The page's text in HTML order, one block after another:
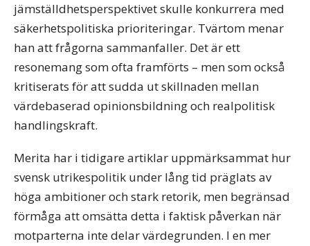
jämställdhetsperspektivet skulle konkurrera med
säkerhetspolitiska prioriteringar. Tvärtom menar
han att frågorna sammanfaller. Det är ett
resonemang som ofta framförts – men som också
kritiserats för att sudda ut skillnaden mellan
värdebaserad opinionsbildning och realpolitisk
handlingskraft.
Merita har i tidigare artiklar uppmärksammat hur
svensk utrikespolitik under lång tid präglats av
höga ambitioner och stark retorik, men begränsad
förmåga att omsätta detta i faktisk påverkan när
motparterna inte delar värdegrunden. I en mer